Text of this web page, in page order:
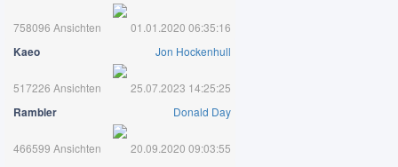
758096 Ansichten 01.01.2020 06:35:16
Kaeo Jon Hockenhull
517226 Ansichten 25.07.2023 14:25:25
Rambler Donald Day
466599 Ansichten 20.09.2020 09:03:55